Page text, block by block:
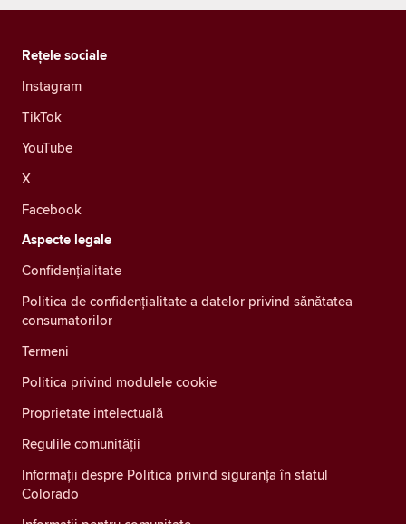
Rețele sociale
Instagram
TikTok
YouTube
X
Facebook
Aspecte legale
Confidenţialitate
Politica de confidențialitate a datelor privind sănătatea
consumatorilor
Termeni
Politica privind modulele cookie
Proprietate intelectuală
Regulile comunității
Informații despre Politica privind siguranța în statul
Colorado